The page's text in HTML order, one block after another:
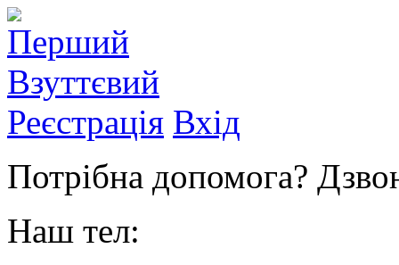
Реєстрація Вхід
Потрібна допомога?
Наш тел: